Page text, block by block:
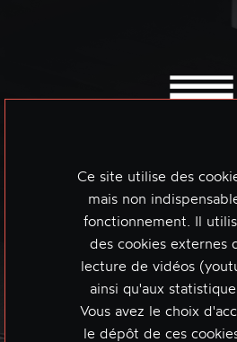
Ce site utilise des
mais non
fonctionnement. Il
des cookies externes
lecture de vidéos
ainsi qu'aux
Vous avez le choix
le dépôt de ces